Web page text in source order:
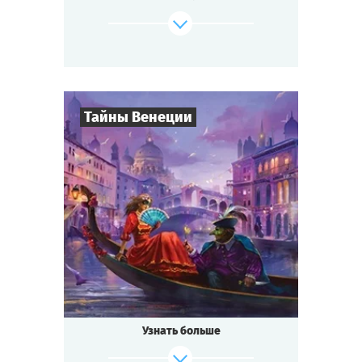
Будь готов к приключениям, если ты...
где-то на Диком Западе!
Cыграть Смотреть сценарий
Тайны Венеции
Игроков 8-
Время игры 2-3 ч.
Тематика Интриги
Тип квеста Квестория
Кто не слышал о знаменитом
Венецианском бале?
Ночь расцвечена фейерверками, играют
Узнать больше